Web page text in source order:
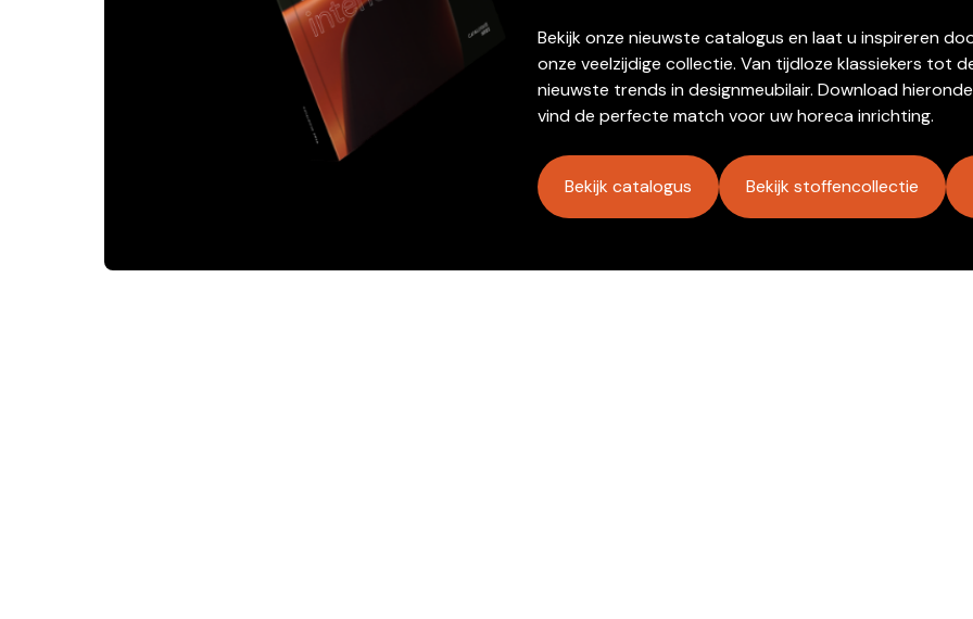
Bekijk onze nieuwste catalogus en laat u inspireren
onze veelzijdige collectie. Van tijdloze klassiekers tot
nieuwste trends in designmeubilair. Download
vind de perfecte match voor uw horeca inrichting.
Bekijk catalogus Bekijk stoffencollectie